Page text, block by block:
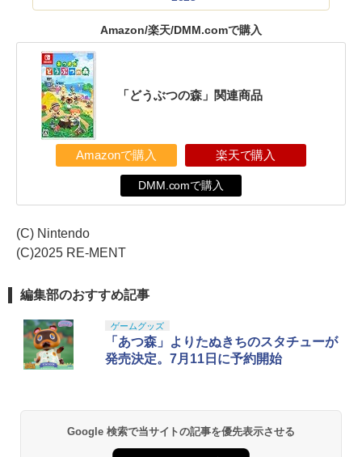
Amazon/楽天/DMM.comで購入
「どうぶつの森」関連商品
Amazonで購入 楽天で購入
DMM.comで購入
(C) Nintendo
(C)2025 RE-MENT
編集部のおすすめ記事
ゲームグッズ
「あつ森」よりたぬきちのスタチューが
発売決定。7月11日に予約開始
Google 検索で当サイトの記事を優先表示させる